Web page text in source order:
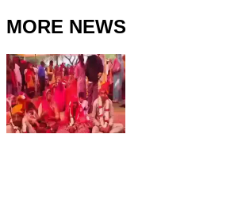
MORE NEWS